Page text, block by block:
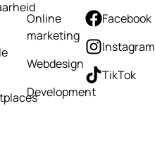
Online
marketing
Webdesign
Development
Facebook
Instagram
TikTok